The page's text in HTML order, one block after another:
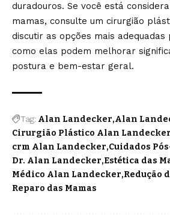
duradouros. Se você está
mamas, consulte um cirurgião
discutir as opções mais adequadas
como elas podem melhorar
postura e bem-estar geral.
Tag: Alan Landecker Alan
Cirurgião Plástico Alan Landecker
crm Alan Landecker Cuidados
Dr. Alan Landecker Estética das
Médico Alan Landecker Redução
Reparo das Mamas